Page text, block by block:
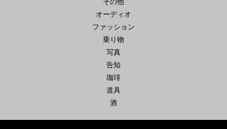
オーディオ
ファッション
乗り物
写真
告知
珈琲
道具
酒